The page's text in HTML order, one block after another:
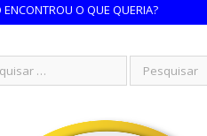
ENCONTROU O QUE QUERIA?